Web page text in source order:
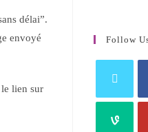
délai”.
envoyé
lien sur
Follow